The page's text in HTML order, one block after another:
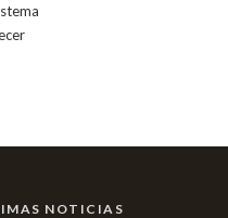
NOTICIAS